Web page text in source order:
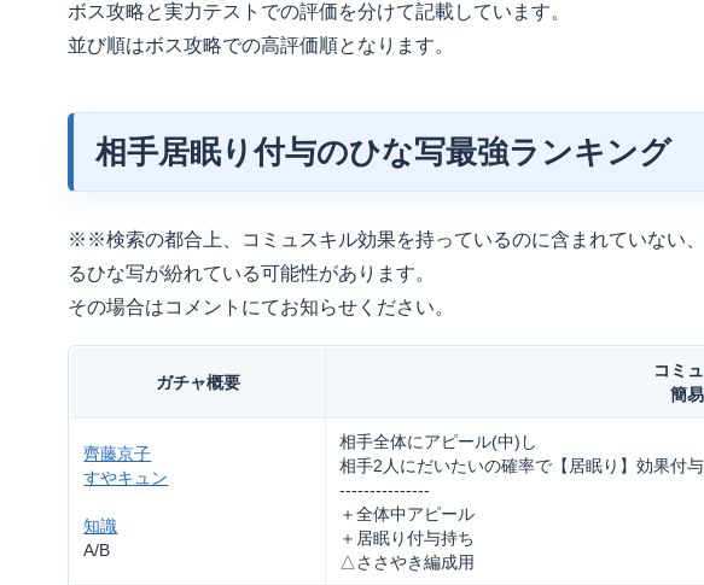
ボス攻略と実力テストでの評価を分けて記載しています。
並び順はボス攻略での高評価順となります。
相手居眠り付与のひな写最強ランキング
※※検索の都合上、コミュスキル効果を持っているのに含まれていない
るひな写が紛れている可能性があります。
その場合はコメントにてお知らせください。
ガチャ概要
コミ
簡
齊藤京子
すやキュン
知識
A/B
相手全体にアピール(中)し
相手2人にだいたいの確率で【居眠り】効果付与
---------------
＋全体中アピール
＋居眠り付与持ち
△ささやき編成用